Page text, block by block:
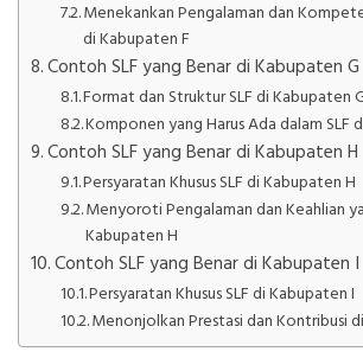
Menekankan Pengalaman dan
di Kabupaten F
Contoh SLF yang Benar di Kabupaten G
Format dan Struktur SLF di Kabupaten
Komponen yang Harus Ada dalam SLF
Contoh SLF yang Benar di Kabupaten H
Persyaratan Khusus SLF di Kabupaten H
Menyoroti Pengalaman dan Keahlian
Kabupaten H
Contoh SLF yang Benar di Kabupaten I
Persyaratan Khusus SLF di Kabupaten I
Menonjolkan Prestasi dan Kontribusi